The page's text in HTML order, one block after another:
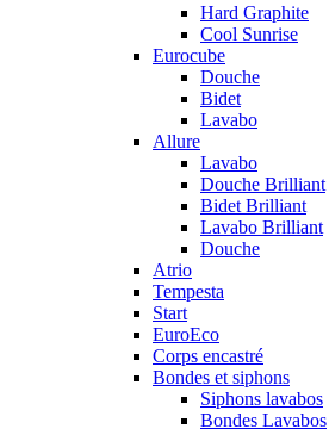
Hard Graphite
Cool Sunrise
Eurocube
Douche
Bidet
Lavabo
Allure
Lavabo
Douche Brilliant
Bidet Brilliant
Lavabo Brilliant
Douche
Atrio
Tempesta
Start
EuroEco
Corps encastré
Bondes et siphons
Siphons lavabos
Bondes Lavabos